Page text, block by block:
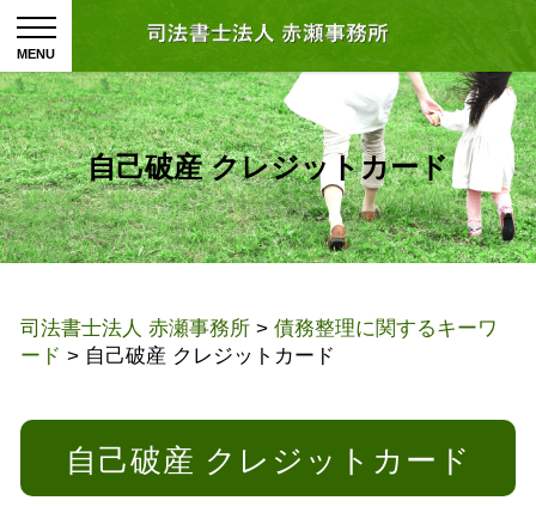
自己破産 クレジットカード
司法書士法人 赤瀬事務所 > 債務整理に関するキーワ
ード > 自己破産 クレジットカード
自己破産 クレジットカード